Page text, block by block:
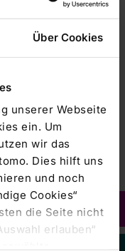
Über Cookies
unserer Webseite
ein. Um
wir das
Dies hilft uns
und noch
Cookies“
die Seite nicht
erlauben“
mit dem
der
nur jeweils
Station
es jedoch in